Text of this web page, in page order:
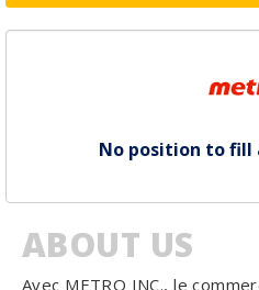
No position to
ABOUT US
Avec METRO INC., le